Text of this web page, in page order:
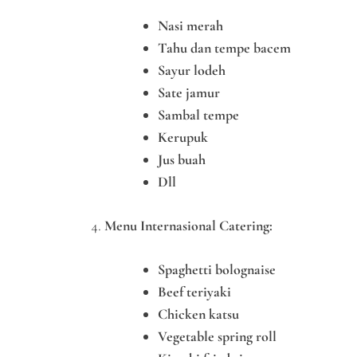
Nasi merah
Tahu dan tempe bacem
Sayur lodeh
Sate jamur
Sambal tempe
Kerupuk
Jus buah
Dll
Menu Internasional Catering:
Spaghetti bolognaise
Beef teriyaki
Chicken katsu
Vegetable spring roll